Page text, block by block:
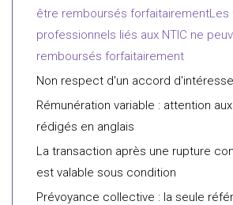
être remboursés forfaitairementLes
professionnels liés aux NTIC ne
remboursés forfaitairement
Non respect d'un accord
Rémunération variable : attention
rédigés en anglais
La transaction après une rupture
est valable sous condition
Prévoyance collective : la seule